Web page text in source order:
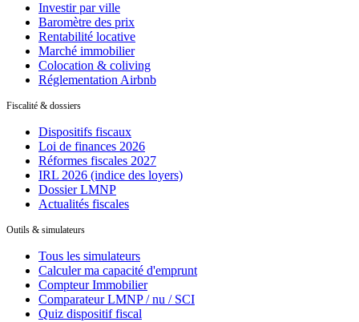
Investir par ville
Baromètre des prix
Rentabilité locative
Marché immobilier
Colocation & coliving
Réglementation Airbnb
Fiscalité & dossiers
Dispositifs fiscaux
Loi de finances 2026
Réformes fiscales 2027
IRL 2026 (indice des loyers)
Dossier LMNP
Actualités fiscales
Outils & simulateurs
Tous les simulateurs
Calculer ma capacité d'emprunt
Compteur Immobilier
Comparateur LMNP / nu / SCI
Quiz dispositif fiscal